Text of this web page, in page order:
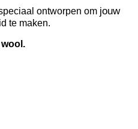
ontworpen om jouw
te maken.